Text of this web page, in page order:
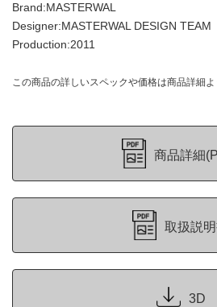
Brand:MASTERWAL
Designer:MASTERWAL DESIGN TEAM
Production:2011
この商品の詳しいスペックや価格は商品詳細よ
商品詳細
取扱説
3D